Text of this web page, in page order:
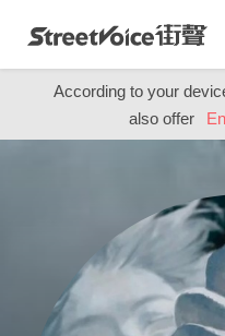
According to your
also offer